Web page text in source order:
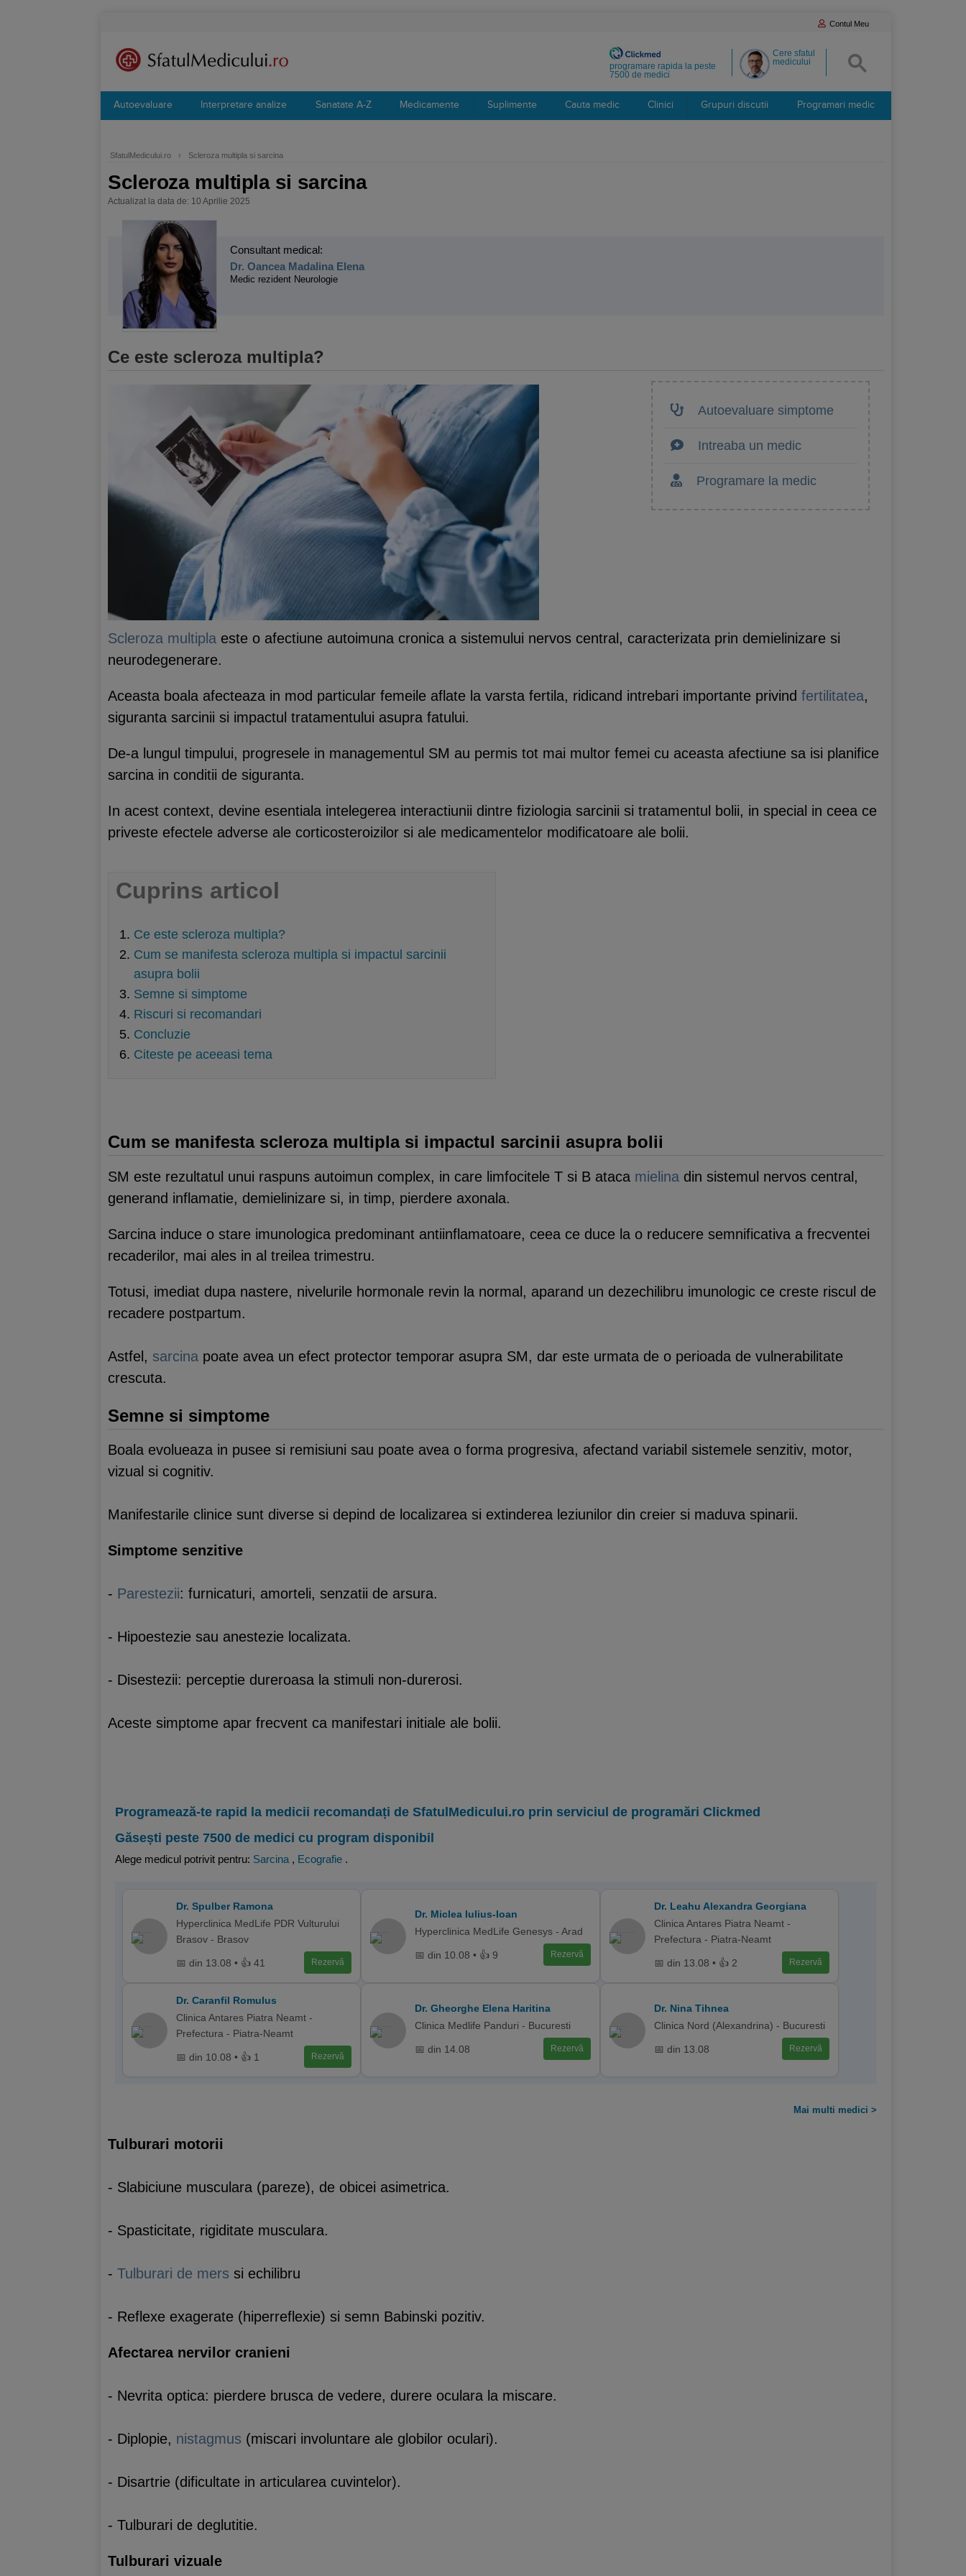
Contul Meu
Cere sfatul
medicului
programare rapida la peste
7500 de medici
Autoevaluare Interpretare analize Sanatate A-Z Medicamente Suplimente Cauta medic Clinici Grupuri discutii Programari medic
SfatulMedicului.ro › Scleroza multipla si sarcina
Scleroza multipla si sarcina
Actualizat la data de: 10 Aprilie 2025
Consultant medical:
Dr. Oancea Madalina Elena
Medic rezident Neurologie
Ce este scleroza multipla?
Autoevaluare simptome
Intreaba un medic
Programare la medic
Scleroza multipla este o afectiune autoimuna cronica a sistemului nervos central, caracterizata prin demielinizare si
neurodegenerare.
Aceasta boala afecteaza in mod particular femeile aflate la varsta fertila, ridicand intrebari importante privind fertilitatea,
siguranta sarcinii si impactul tratamentului asupra fatului.
De-a lungul timpului, progresele in managementul SM au permis tot mai multor femei cu aceasta afectiune sa isi planifice
sarcina in conditii de siguranta.
In acest context, devine esentiala intelegerea interactiunii dintre fiziologia sarcinii si tratamentul bolii, in special in ceea ce
priveste efectele adverse ale corticosteroizilor si ale medicamentelor modificatoare ale bolii.
Cuprins articol
Ce este scleroza multipla?
Cum se manifesta scleroza multipla si impactul sarcinii
asupra bolii
Semne si simptome
Riscuri si recomandari
Concluzie
Citeste pe aceeasi tema
Cum se manifesta scleroza multipla si impactul sarcinii asupra bolii
SM este rezultatul unui raspuns autoimun complex, in care limfocitele T si B ataca mielina din sistemul nervos central,
generand inflamatie, demielinizare si, in timp, pierdere axonala.
Sarcina induce o stare imunologica predominant antiinflamatoare, ceea ce duce la o reducere semnificativa a frecventei
recaderilor, mai ales in al treilea trimestru.
Totusi, imediat dupa nastere, nivelurile hormonale revin la normal, aparand un dezechilibru imunologic ce creste riscul de
recadere postpartum.
Astfel, sarcina poate avea un efect protector temporar asupra SM, dar este urmata de o perioada de vulnerabilitate
crescuta.
Semne si simptome
Boala evolueaza in pusee si remisiuni sau poate avea o forma progresiva, afectand variabil sistemele senzitiv, motor,
vizual si cognitiv.
Manifestarile clinice sunt diverse si depind de localizarea si extinderea leziunilor din creier si maduva spinarii.
Simptome senzitive
- Parestezii: furnicaturi, amorteli, senzatii de arsura.
- Hipoestezie sau anestezie localizata.
- Disestezii: perceptie dureroasa la stimuli non-durerosi.
Aceste simptome apar frecvent ca manifestari initiale ale bolii.
Programează-te rapid la medicii recomandați de SfatulMedicului.ro prin serviciul de programări Clickmed
Găsești peste 7500 de medici cu program disponibil
Alege medicul potrivit pentru: Sarcina , Ecografie .
Dr. Spulber Ramona
Hyperclinica MedLife PDR Vulturului
Brasov - Brasov
📅 din 13.08 • 👍 41 Rezervă
Dr. Miclea Iulius-Ioan
Hyperclinica MedLife Genesys - Arad
📅 din 10.08 • 👍 9 Rezervă
Dr. Leahu Alexandra Georgiana
Clinica Antares Piatra Neamt -
Prefectura - Piatra-Neamt
📅 din 13.08 • 👍 2 Rezervă
Dr. Caranfil Romulus
Clinica Antares Piatra Neamt -
Prefectura - Piatra-Neamt
📅 din 10.08 • 👍 1 Rezervă
Dr. Gheorghe Elena Haritina
Clinica Medlife Panduri - Bucuresti
📅 din 14.08 Rezervă
Dr. Nina Tihnea
Clinica Nord (Alexandrina) - Bucuresti
📅 din 13.08 Rezervă
Mai multi medici >
Tulburari motorii
- Slabiciune musculara (pareze), de obicei asimetrica.
- Spasticitate, rigiditate musculara.
- Tulburari de mers si echilibru
- Reflexe exagerate (hiperreflexie) si semn Babinski pozitiv.
Afectarea nervilor cranieni
- Nevrita optica: pierdere brusca de vedere, durere oculara la miscare.
- Diplopie, nistagmus (miscari involuntare ale globilor oculari).
- Disartrie (dificultate in articularea cuvintelor).
- Tulburari de deglutitie.
Tulburari vizuale